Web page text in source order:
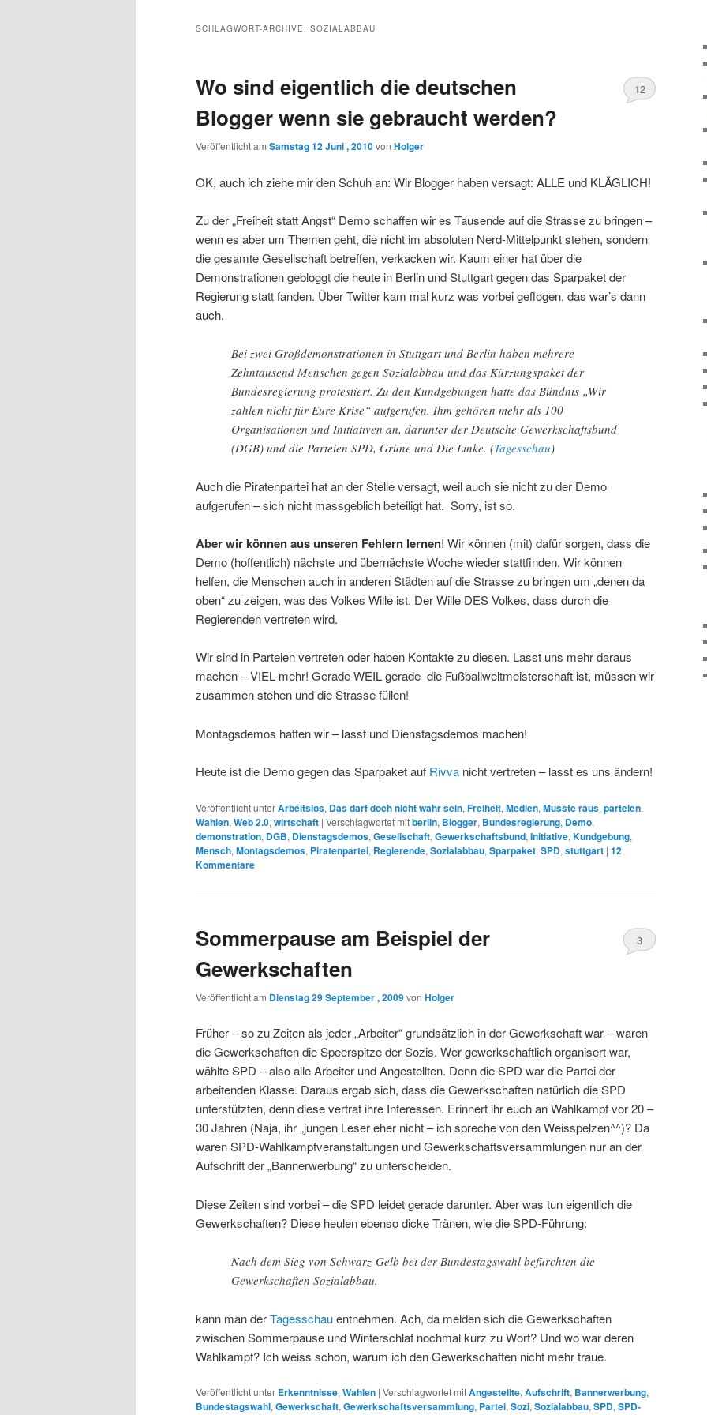
wechseln
SCHLAGWORT-ARCHIVE: SOZIALABBAU
Wo sind eigentlich die deutschen
Blogger wenn sie gebraucht werden?
Veröffentlicht am Samstag 12 Juni , 2010von Holger
12
OK, auch ich ziehe mir den Schuh an: Wir Blogger haben versagt: ALLE und KLÄGLICH!
Zu der „Freiheit statt Angst“ Demo schaffen wir es Tausende auf die Strasse zu bringen –
wenn es aber um Themen geht, die nicht im absoluten Nerd-Mittelpunkt stehen, sondern
die gesamte Gesellschaft betreffen, verkacken wir. Kaum einer hat über die
Demonstrationen gebloggt die heute in Berlin und Stuttgart gegen das Sparpaket der
Regierung statt fanden. Über Twitter kam mal kurz was vorbei geflogen, das war’s dann
auch.
Bei zwei Großdemonstrationen in Stuttgart und Berlin haben mehrere
Zehntausend Menschen gegen Sozialabbau und das Kürzungspaket der
Bundesregierung protestiert. Zu den Kundgebungen hatte das Bündnis „Wir
zahlen nicht für Eure Krise“ aufgerufen. Ihm gehören mehr als 100
Organisationen und Initiativen an, darunter der Deutsche Gewerkschaftsbund
(DGB) und die Parteien SPD, Grüne und Die Linke. (Tagesschau)
Auch die Piratenpartei hat an der Stelle versagt, weil auch sie nicht zu der Demo
aufgerufen – sich nicht massgeblich beteiligt hat. Sorry, ist so.
Aber wir können aus unseren Fehlern lernen! Wir können (mit) dafür sorgen, dass die
Demo (hoffentlich) nächste und übernächste Woche wieder stattfinden. Wir können
helfen, die Menschen auch in anderen Städten auf die Strasse zu bringen um „denen da
oben“ zu zeigen, was des Volkes Wille ist. Der Wille DES Volkes, dass durch die
Regierenden vertreten wird.
Wir sind in Parteien vertreten oder haben Kontakte zu diesen. Lasst uns mehr daraus
machen – VIEL mehr! Gerade WEIL gerade die Fußballweltmeisterschaft ist, müssen wir
zusammen stehen und die Strasse füllen!
Montagsdemos hatten wir – lasst und Dienstagsdemos machen!
Heute ist die Demo gegen das Sparpaket auf Rivva nicht vertreten – lasst es uns ändern!
Veröffentlicht unterArbeitslos, Das darf doch nicht wahr sein, Freiheit, Medien, Musste raus, parteien,
Wahlen, Web 2.0, wirtschaft | Verschlagwortet mitberlin, Blogger, Bundesregierung, Demo,
demonstration, DGB, Dienstagsdemos, Gesellschaft, Gewerkschaftsbund, Initiative, Kundgebung,
Mensch, Montagsdemos, Piratenpartei, Regierende, Sozialabbau, Sparpaket, SPD, stuttgart | 12
Kommentare
Sommerpause am Beispiel der
Gewerkschaften
Veröffentlicht am Dienstag 29 September , 2009von Holger
3
Früher – so zu Zeiten als jeder „Arbeiter“ grundsätzlich in der Gewerkschaft war – waren
die Gewerkschaften die Speerspitze der Sozis. Wer gewerkschaftlich organisert war,
wählte SPD – also alle Arbeiter und Angestellten. Denn die SPD war die Partei der
arbeitenden Klasse. Daraus ergab sich, dass die Gewerkschaften natürlich die SPD
unterstützten, denn diese vertrat ihre Interessen. Erinnert ihr euch an Wahlkampf vor 20 –
30 Jahren (Naja, ihr „jungen Leser eher nicht – ich spreche von den Weisspelzen^^)? Da
waren SPD-Wahlkampfveranstaltungen und Gewerkschaftsversammlungen nur an der
Aufschrift der „Bannerwerbung“ zu unterscheiden.
Diese Zeiten sind vorbei – die SPD leidet gerade darunter. Aber was tun eigentlich die
Gewerkschaften? Diese heulen ebenso dicke Tränen, wie die SPD-Führung:
Nach dem Sieg von Schwarz-Gelb bei der Bundestagswahl befürchten die
Gewerkschaften Sozialabbau.
kann man derTagesschauentnehmen. Ach, da melden sich die Gewerkschaften
zwischen Sommerpause und Winterschlaf nochmal kurz zu Wort? Und wo war deren
Wahlkampf? Ich weiss schon, warum ich den Gewerkschaften nicht mehr traue.
Veröffentlicht unter Erkenntnisse, Wahlen | Verschlagwortet mitAngestellte, Aufschrift, Bannerwerbung,
Bundestagswahl, Gewerkschaft, Gewerkschaftsversammlung, Partei, Sozi, Sozialabbau, SPD, SPD-